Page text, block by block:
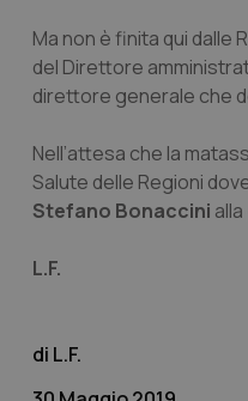
Ma non è finita qui
del Direttore
direttore generale che
Nell’attesa che la
Salute delle Regioni
Stefano Bonaccini
L.F.
L.F.